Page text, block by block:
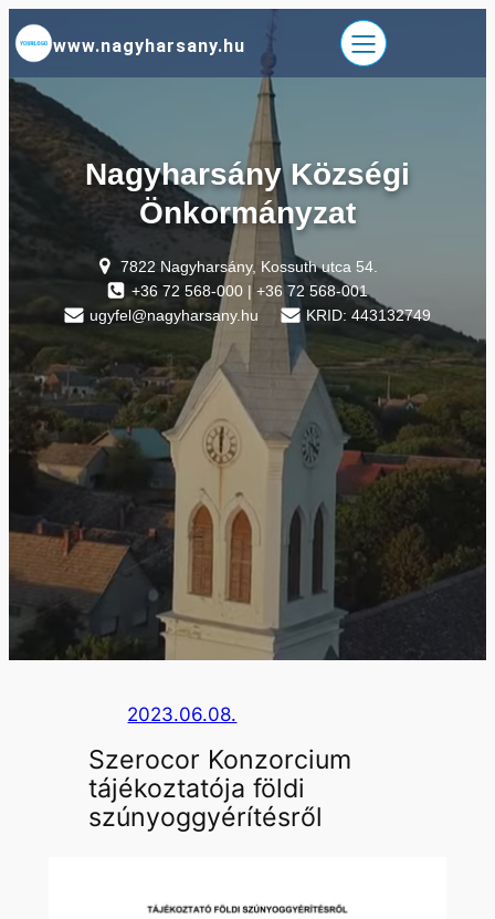
Ugrás
a
tartalomhoz
www.nagyharsany.hu
Nagyharsány Községi
Önkormányzat
7822 Nagyharsány, Kossuth utca 54.
+36 72 568-000 | +36 72 568-001
ugyfel@nagyharsany.hu
KRID: 443132749
2023.06.08.
Szerocor Konzorcium
tájékoztatója földi
szúnyoggyérítésről